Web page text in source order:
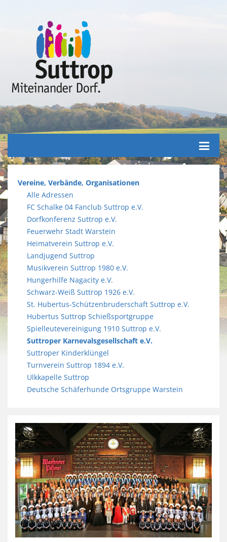
Vereine, Verbände, Organisationen
Alle Adressen
FC Schalke 04 Fanclub Suttrop e.V.
Dorfkonferenz Suttrop e.V.
Feuerwehr Stadt Warstein
Heimatverein Suttrop e.V.
Landjugend Suttrop
Musikverein Suttrop 1980 e.V.
Hungerhilfe Nagacity e.V.
Schwarz-Weiß Suttrop 1926 e.V.
St. Hubertus-Schützenbruderschaft Suttrop e.V.
Hubertus Suttrop Schießsportgruppe
Spielleutevereinigung 1910 Suttrop e.V.
Suttroper Karnevalsgesellschaft e.V.
Suttroper Kinderklüngel
Turnverein Suttrop 1894 e.V.
Ulkkapelle Suttrop
Deutsche Schäferhunde Ortsgruppe Warstein